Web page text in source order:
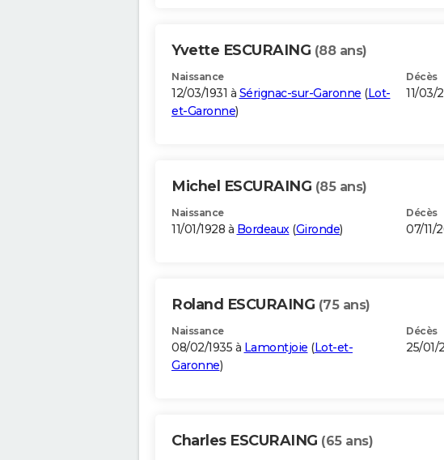
Yvette ESCURAING (88 ans)
Naissance
12/03/1931 à Sérignac-sur-Garonne (Lot-
et-Garonne)
Décès
11/03/
Michel ESCURAING (85 ans)
Naissance
11/01/1928 à Bordeaux(Gironde)
Décès
07/11/
Roland ESCURAING (75 ans)
Naissance
08/02/1935 à Lamontjoie (Lot-et-
Garonne)
Décès
25/01/
Charles ESCURAING (65 ans)